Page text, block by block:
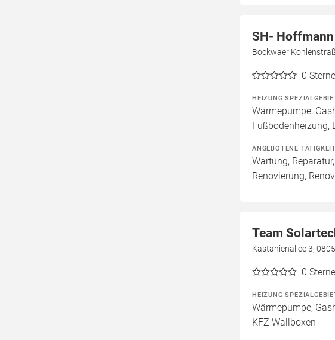
SH- Hoffmann
Bockwaer
0
HEIZUNG
Wärmepumpe,
Fußbodenheizung,
ANGEBOTENE
Wartung,
Renovierung,
Team
Kastanienallee 3,
0
HEIZUNG
Wärmepumpe,
KFZ Wallboxen